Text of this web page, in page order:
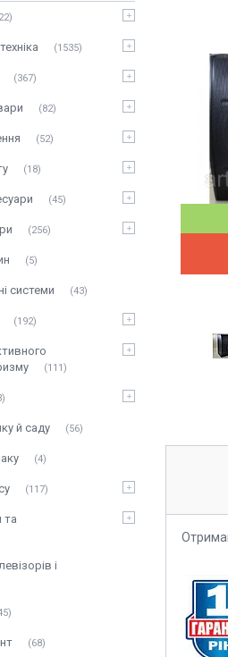
1535
367
82
52
18
45
256
5
системи 43
192
111
й саду 56
4
117
та
і
68